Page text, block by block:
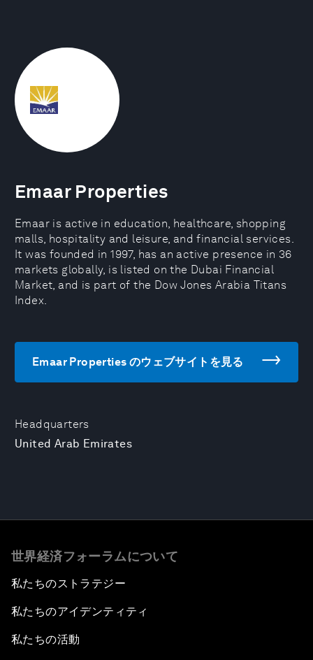
Headquarters
United Arab Emirates
Emaar Properties
Emaar is active in education, healthcare, shopping
malls, hospitality and leisure, and financial services.
It was founded in 1997, has an active presence in 36
markets globally, is listed on the Dubai Financial
Market, and is part of the Dow Jones Arabia Titans
Index.
Emaar Properties のウェブサイトを見る
世界経済フォーラムについて
私たちのストラテジー
私たちのアイデンティティ
私たちの活動